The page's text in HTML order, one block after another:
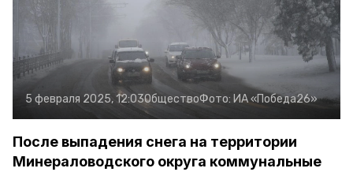
5 февраля 2025, 12:03ОбществоФото: ИА «Победа26»
После выпадения снега на территории
Минераловодского округа коммунальные